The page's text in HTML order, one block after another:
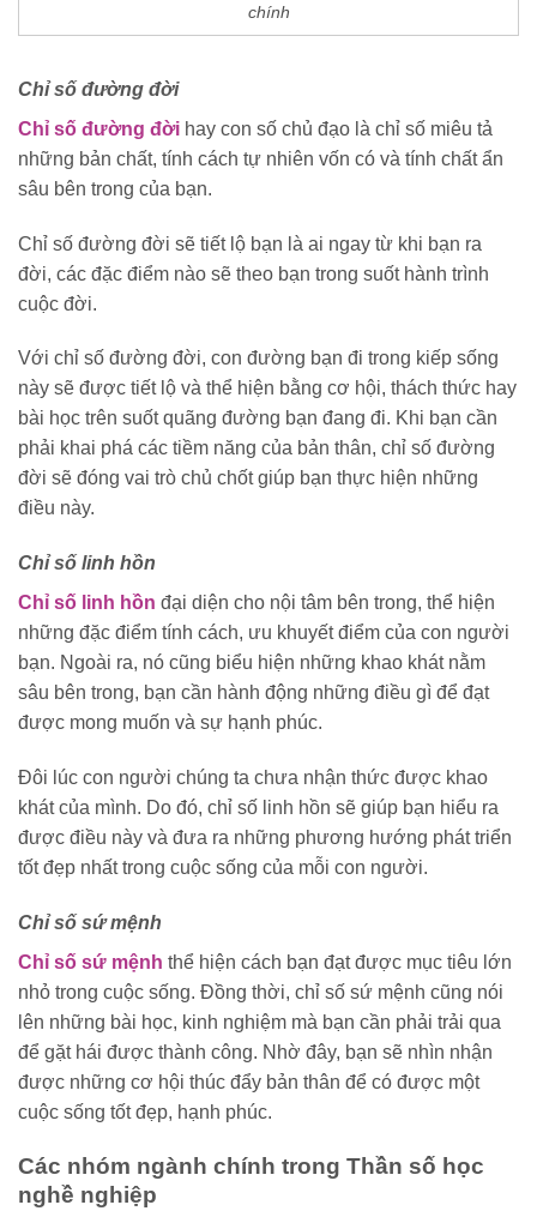
chính
Chỉ số đường đời
Chỉ số đường đời hay con số chủ đạo là chỉ số miêu tả
những bản chất, tính cách tự nhiên vốn có và tính chất ẩn
sâu bên trong của bạn.
Chỉ số đường đời sẽ tiết lộ bạn là ai ngay từ khi bạn ra
đời, các đặc điểm nào sẽ theo bạn trong suốt hành trình
cuộc đời.
Với chỉ số đường đời, con đường bạn đi trong kiếp sống
này sẽ được tiết lộ và thể hiện bằng cơ hội, thách thức hay
bài học trên suốt quãng đường bạn đang đi. Khi bạn cần
phải khai phá các tiềm năng của bản thân, chỉ số đường
đời sẽ đóng vai trò chủ chốt giúp bạn thực hiện những
điều này.
Chỉ số linh hồn
Chỉ số linh hồn đại diện cho nội tâm bên trong, thể hiện
những đặc điểm tính cách, ưu khuyết điểm của con người
bạn. Ngoài ra, nó cũng biểu hiện những khao khát nằm
sâu bên trong, bạn cần hành động những điều gì để đạt
được mong muốn và sự hạnh phúc.
Đôi lúc con người chúng ta chưa nhận thức được khao
khát của mình. Do đó, chỉ số linh hồn sẽ giúp bạn hiểu ra
được điều này và đưa ra những phương hướng phát triển
tốt đẹp nhất trong cuộc sống của mỗi con người.
Chỉ số sứ mệnh
Chỉ số sứ mệnh thể hiện cách bạn đạt được mục tiêu lớn
nhỏ trong cuộc sống. Đồng thời, chỉ số sứ mệnh cũng nói
lên những bài học, kinh nghiệm mà bạn cần phải trải qua
để gặt hái được thành công. Nhờ đây, bạn sẽ nhìn nhận
được những cơ hội thúc đẩy bản thân để có được một
cuộc sống tốt đẹp, hạnh phúc.
Các nhóm ngành chính trong Thần số học
nghề nghiệp